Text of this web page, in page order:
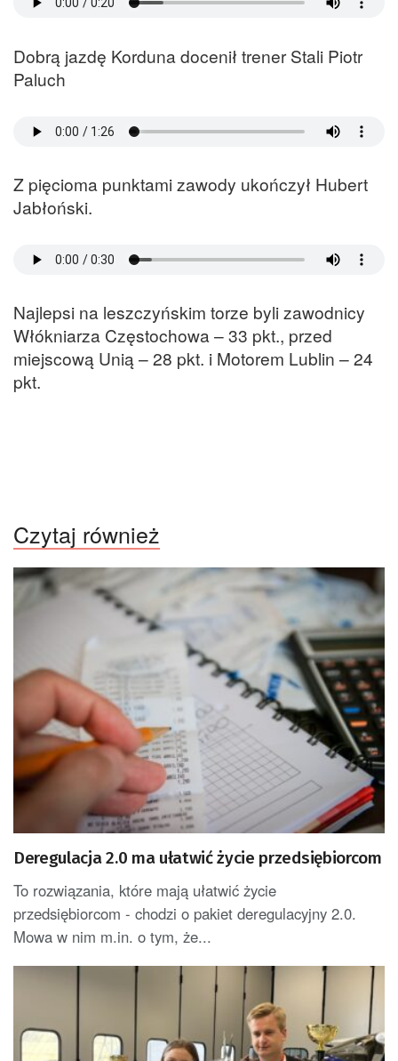
Dobrą jazdę Korduna docenił trener Stali Piotr
Paluch
Z pięcioma punktami zawody ukończył Hubert
Jabłoński.
Najlepsi na leszczyńskim torze byli zawodnicy
Włókniarza Częstochowa – 33 pkt., przed
miejscową Unią – 28 pkt. i Motorem Lublin – 24
pkt.
Czytaj również
Deregulacja 2.0 ma ułatwić życie przedsiębiorcom
To rozwiązania, które mają ułatwić życie
przedsiębiorcom - chodzi o pakiet deregulacyjny 2.0.
Mowa w nim m.in. o tym, że...